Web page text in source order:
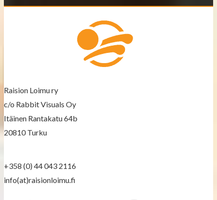
i
g
a
t
i
Raision Loimu ry
c/o Rabbit Visuals Oy
Itäinen Rantakatu 64b
20810 Turku
+358 (0) 44 043 2116
info(at)raisionloimu.fi